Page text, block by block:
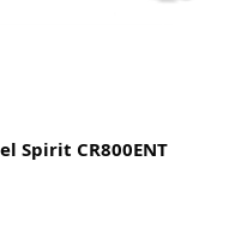
Spirit CR800ENT